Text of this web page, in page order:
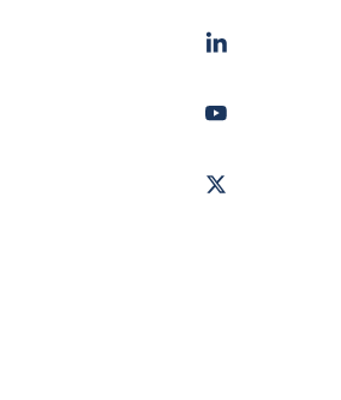
LinkedIn
Youtube
X - Twitter